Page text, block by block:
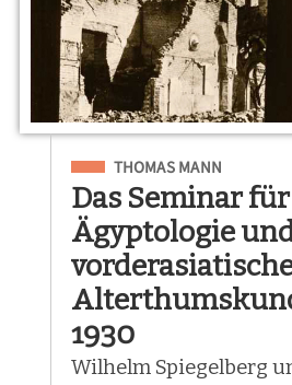
Eingeordnet unter
THOMAS MANN
Das Seminar für
Ägyptologie
1930
Wilhelm Spiegelberg